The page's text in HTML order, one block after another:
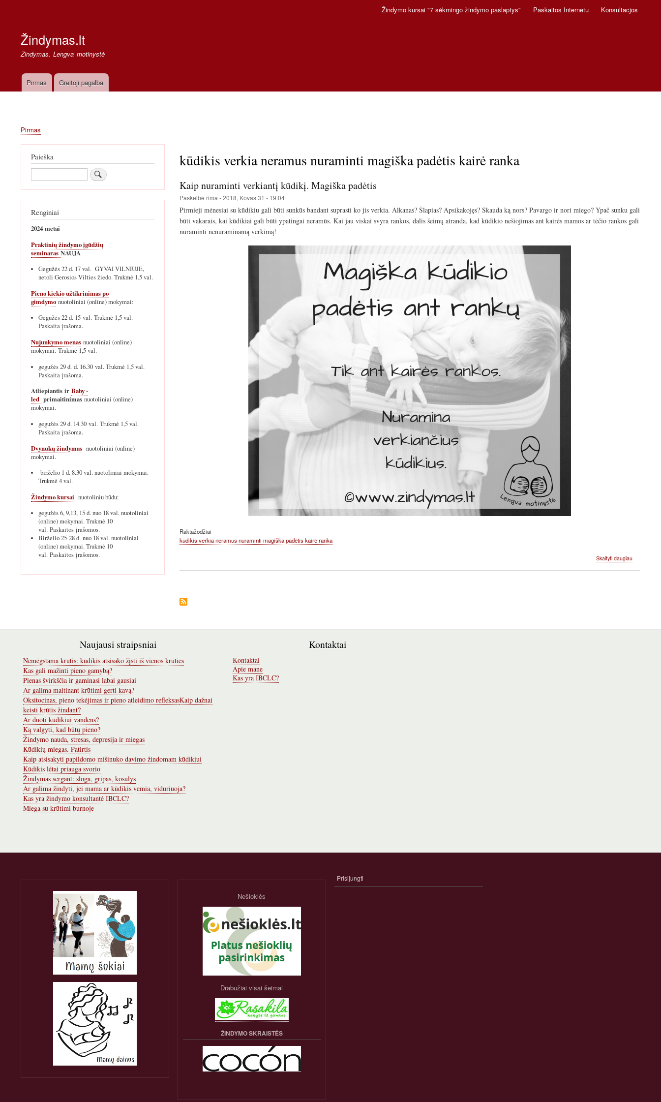
Žindymo kursai "7 sėkmingo žindymo paslaptys" Paskaitos Internetu Konsultacjos
Žindymas.lt
Žindymas. Lengva motinystė
Pagrindinė
Pirmas Greitoji pagalba
Kelias
Pirmas
kūdikis verkia neramus nuraminti magiška padėtis kairė ranka
Kaip nuraminti verkiantį kūdikį. Magiška padėtis
Paskelbė rima -2018, Kovas 31 - 19:04
Pirmieji mėnesiai su kūdikiu gali būti sunkūs bandant suprasti ko jis verkia. Alkanas? Šlapias? Apsikakojęs? Skauda ką nors? Pavargo ir nori miego? Ypač sunku gali
būti vakarais, kai kūdikiai gali būti ypatingai neramūs. Kai jau viskai svyra rankos, dalis šeimų atranda, kad kūdikio nešiojimas ant kairės mamos ar tėčio rankos gali
nuraminti nenuraminamą verkimą!
Raktažodžiai
kūdikis verkia neramus nuraminti magiška padėtis kairė ranka
Skaityti daugiauapie
Paieška
Paieška
Renginiai
2024 metai
Praktinių žindymo įgūdžių
seminaras NAUJA
Gegužės 22 d. 17 val. GYVAI VILNIUJE,
netoli Gerosios Vilties žiedo. Trukmė 1.5 val.
Pieno kiekio užtikrinimas po
gimdymo nuotoliniai (online) mokymai:
Gegužės 22 d. 15 val. Trukmė 1,5 val.
Paskaita įrašoma.
Nujunkymo menas nuotoliniai (online)
mokymai. Trukmė 1,5 val.
gegužės 29 d. d. 16.30 val. Trukmė 1,5 val.
Paskaita įrašoma.
Atliepiantis ir Baby -
led primaitinimas nuotoliniai (online)
mokymai.
gegužės 29 d. 14.30 val. Trukmė 1,5 val.
Paskaita įrašoma.
Dvynukų žindymas nuotoliniai (online)
mokymai.
birželio 1 d. 8.30 val. nuotoliniai mokymai.
Trukmė 4 val.
Žindymo kursai nuotoliniu būdu:
gegužės 6, 9,13, 15 d. nuo 18 val. nuotoliniai
(online) mokymai. Trukmė 10
val. Paskaitos įrašomos.
Birželio 25-28 d. nuo 18 val. nuotoliniai
(online) mokymai. Trukmė 10
val. Paskaitos įrašomos.
Naujausi straipsniai
Nemėgstama krūtis: kūdikis atsisako žįsti iš vienos krūties
Kas gali mažinti pieno gamybą?
Pienas švirkščia ir gaminasi labai gausiai
Ar galima maitinant krūtimi gerti kavą?
Oksitocinas, pieno tekėjimas ir pieno atleidimo refleksasKaip dažnai
keisti krūtis žindant?
Ar duoti kūdikiui vandens?
Ką valgyti, kad būtų pieno?
Žindymo nauda, stresas, depresija ir miegas
Kūdikių miegas. Patirtis
Kaip atsisakyti papildomo mišinuko davimo žindomam kūdikiui
Kūdikis lėtai priauga svorio
Žindymas sergant: sloga, gripas, kosulys
Ar galima žindyti, jei mama ar kūdikis vemia, viduriuoja?
Kas yra žindymo konsultantė IBCLC?
Miega su krūtimi burnoje
Kontaktai
Kontaktai
Apie mane
Kas yra IBCLC?
Nešioklės
Drabužiai visai šeimai
ŽINDYMO SKRAISTĖS
NARIO
Prisijungti